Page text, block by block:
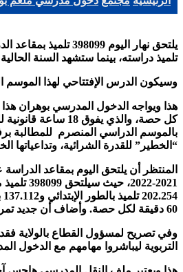
تلميذ دراسته، بينما ستشهد السنة الحالية النشاط الأول لـ11 مدرسة إبتدائية جديدة و 4
وسيكون الدرس الإفتتاحي لهذا الموسم
هذا ويواجه الدخول المدرسي بوهران
كل حصة، والذي
بالموسم الدراسي المنصرم للمطالبة
“الخطير” للقدرة الشرائية، وتداعياتها
60 دقيقة لكل حصة. وأضاف أن جديد تمرس هذا الموسم هو إرتفاع عدد التلاميذ من فئة ذوي الاحتياجات الخاصة فقد بلغ عدد المتمدرسين 1010 تلميذ.
التربوية ليباشروا مهامهم مع الدخول المدرسي، وهذا من مجموع 793 منصب جديد. موزعين عبر